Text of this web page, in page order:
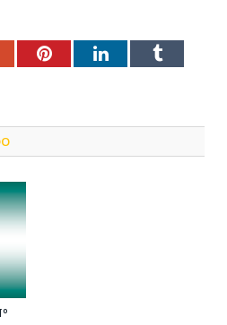
PinterestLinkedInTumblr